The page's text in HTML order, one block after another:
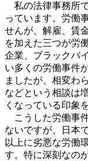
私の法律事務所
っています。労働
せんが、解雇、賃
を加えた三つが労
企業、ブラックバ
い多くの労働事件
ましたが、相変わ
などという相談は
くなっている印象
こうした労働事
ないですが、日本
以上に劣悪な労働
す。特に深刻なの